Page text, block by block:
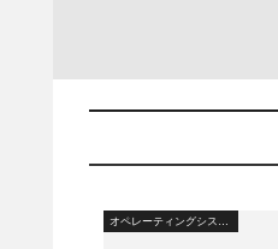
オペレーティングシステム